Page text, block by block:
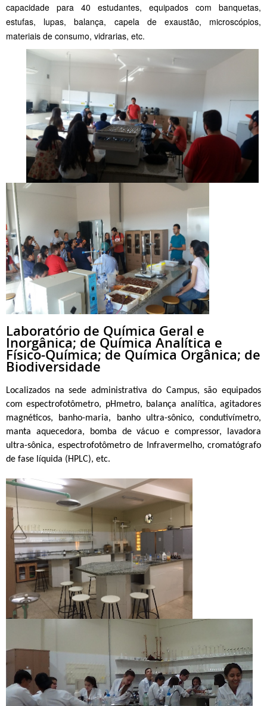
capacidade para 40 estudantes, equipados com banquetas,
estufas, lupas, balança, capela de exaustão, microscópios,
materiais de consumo, vidrarias, etc.
Laboratório de Química Geral e
Inorgânica; de Química Analítica e
Físico-Química; de Química Orgânica; de
Biodiversidade
Localizados na sede administrativa do Campus, são equipados
com espectrofotômetro, pHmetro, balança analítica, agitadores
magnéticos, banho-maria, banho ultra-sônico, condutivímetro,
manta aquecedora, bomba de vácuo e compressor, lavadora
ultra-sônica, espectrofotômetro de Infravermelho, cromatógrafo
de fase líquida (HPLC), etc.